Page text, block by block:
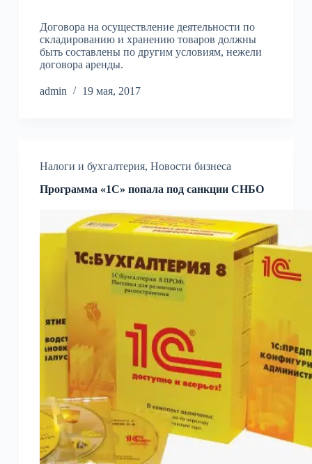
Договора на осуществление деятельности по
складированию и хранению товаров должны
быть составлены по другим условиям, нежели
договора аренды.
admin 19 мая, 2017
Налоги и бухгалтерия, Новости бизнеса
Программа «1С» попала под санкции СНБО